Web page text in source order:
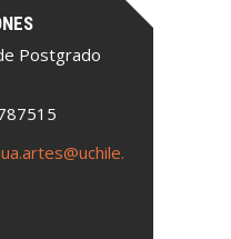
Postgrado